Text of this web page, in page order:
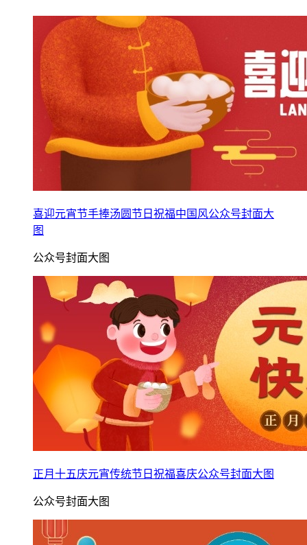
喜迎元宵节手捧汤圆节日祝福中国风公众号封面大
图
公众号封面大图
正月十五庆元宵传统节日祝福喜庆公众号封面大图
公众号封面大图